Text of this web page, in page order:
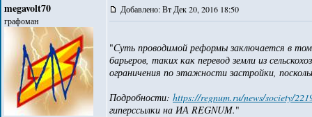
megavolt70
графоман
Добавлено: Вт Дек 20, 2016 18:50
"Суть проводимой реформы заключается в
барьеров, таких как перевод земли из
ограничения по этажности застройки,
Подробности: https://regnum.ru/news/society/
гиперссылки на ИА REGNUM."